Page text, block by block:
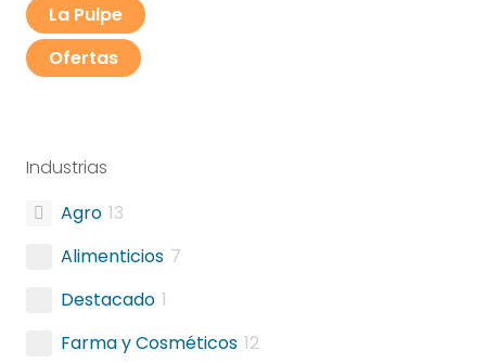
La Pulpe
Ofertas
Industrias
Agro 13
Alimenticios 7
Destacado 1
Farma y Cosméticos 12